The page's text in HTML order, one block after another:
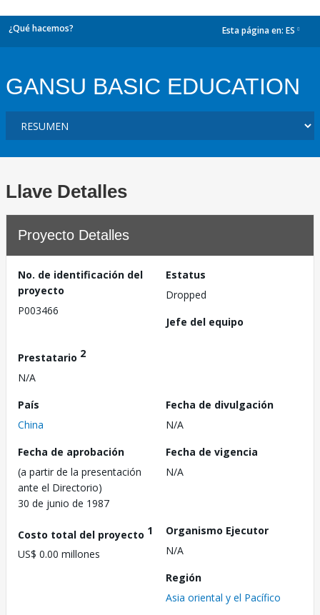
¿Qué hacemos? Esta página en: ES
GANSU BASIC EDUCATION
Llave Detalles
Proyecto Detalles
No. de identificación del
proyecto
P003466
Estatus
Dropped
Jefe del equipo
Prestatario 2
N/A
País
China
Fecha de divulgación
N/A
Fecha de aprobación
(a partir de la presentación
ante el Directorio)
30 de junio de 1987
Fecha de vigencia
N/A
Costo total del proyecto 1
US$ 0.00 millones
Organismo Ejecutor
N/A
Región
Asia oriental y el Pacífico